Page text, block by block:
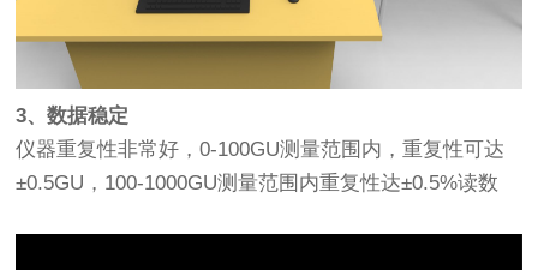
3、数据稳定
仪器重复性非常好，0-100GU测量范围内，重复性可达
±0.5GU，100-1000GU测量范围内重复性达±0.5%读数